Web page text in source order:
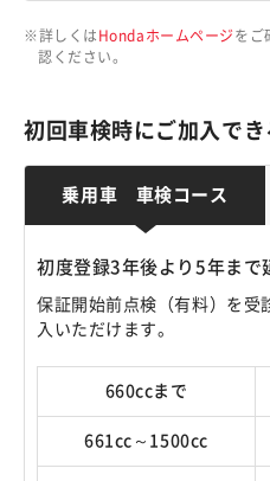
詳しくは Hondaホームページをご
認ください。
初回車検時にご加入でき
乗用車 車検コース
初度登録3年後より5年まで
保証開始前点検（有料）を受
入いただけます。
660ccまで
661cc～1500cc